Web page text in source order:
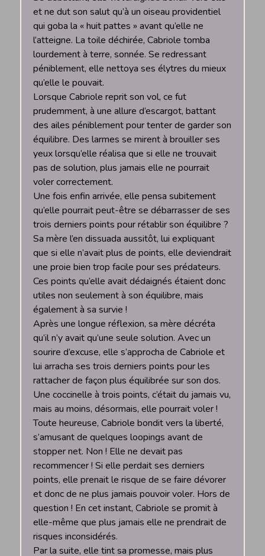
et ne dut son salut qu’à un oiseau providentiel
qui goba la « huit pattes » avant qu’elle ne
l’atteigne. La toile déchirée, Cabriole tomba
lourdement à terre, sonnée. Se redressant
péniblement, elle nettoya ses élytres du mieux
qu’elle le pouvait.
Lorsque Cabriole reprit son vol, ce fut
prudemment, à une allure d’escargot, battant
des ailes péniblement pour tenter de garder son
équilibre. Des larmes se mirent à brouiller ses
yeux lorsqu’elle réalisa que si elle ne trouvait
pas de solution, plus jamais elle ne pourrait
voler correctement.
Une fois enfin arrivée, elle pensa subitement
qu’elle pourrait peut-être se débarrasser de ses
trois derniers points pour rétablir son équilibre ?
Sa mère l’en dissuada aussitôt, lui expliquant
que si elle n’avait plus de points, elle deviendrait
une proie bien trop facile pour ses prédateurs.
Ces points qu’elle avait dédaignés étaient donc
utiles non seulement à son équilibre, mais
également à sa survie !
Après une longue réflexion, sa mère décréta
qu’il n’y avait qu’une seule solution. Avec un
sourire d’excuse, elle s’approcha de Cabriole et
lui arracha ses trois derniers points pour les
rattacher de façon plus équilibrée sur son dos.
Une coccinelle à trois points, c’était du jamais vu,
mais au moins, désormais, elle pourrait voler !
Toute heureuse, Cabriole bondit vers la liberté,
s’amusant de quelques loopings avant de
stopper net. Non ! Elle ne devait pas
recommencer ! Si elle perdait ses derniers
points, elle prenait le risque de se faire dévorer
et donc de ne plus jamais pouvoir voler. Hors de
question ! En cet instant, Cabriole se promit à
elle-même que plus jamais elle ne prendrait de
risques inconsidérés.
Par la suite, elle tint sa promesse, mais plus